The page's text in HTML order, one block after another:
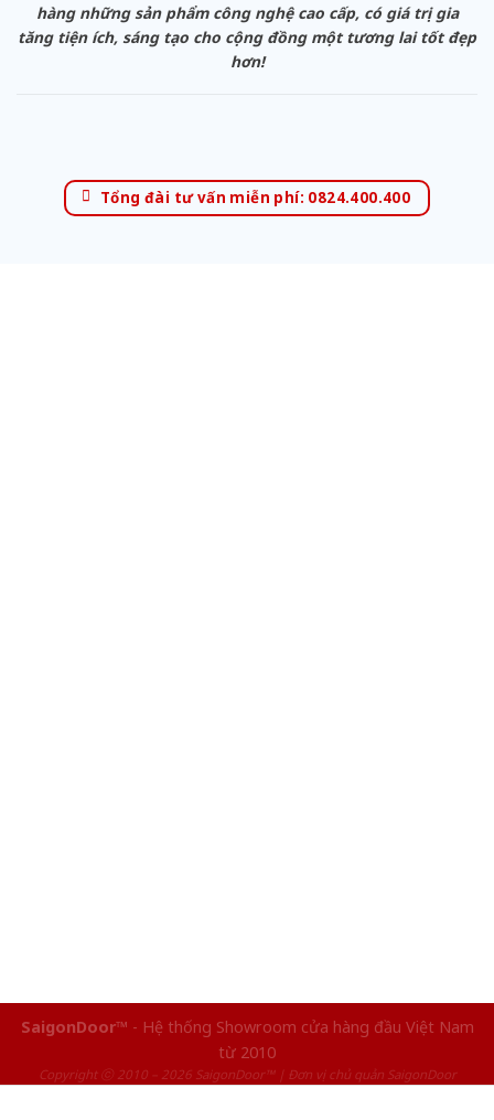
hàng những sản phẩm công nghệ cao cấp, có giá trị gia
tăng tiện ích, sáng tạo cho cộng đồng một tương lai tốt đẹp
hơn!
Tổng đài tư vấn miễn phí: 0824.400.400
SaigonDoor™ - Hệ thống Showroom cửa hàng đầu Việt Nam
từ 2010
Copyright ⓒ 2010 – 2026 SaigonDoor™ | Đơn vị chủ quản SaigonDoor